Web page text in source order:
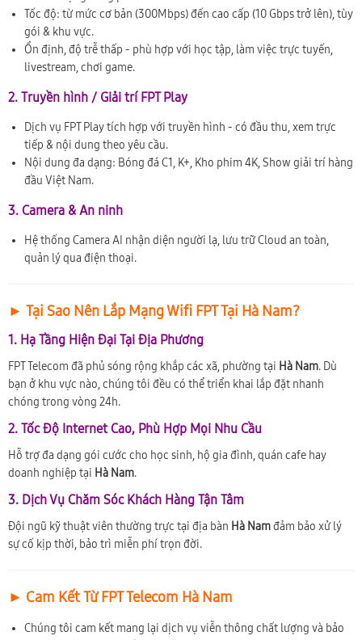
Tốc độ: từ mức cơ bản (300Mbps) đến cao cấp (10 Gbps trở lên), tùy
gói & khu vực.
Ổn định, độ trễ thấp - phù hợp với học tập, làm việc trực tuyến,
livestream, chơi game.
2. Truyền hình / Giải trí FPT Play
Dịch vụ FPT Play tích hợp với truyền hình - có đầu thu, xem trực
tiếp & nội dung theo yêu cầu.
Nội dung đa dạng: Bóng đá C1, K+, Kho phim 4K, Show giải trí hàng
đầu Việt Nam.
3. Camera & An ninh
Hệ thống Camera AI nhận diện người lạ, lưu trữ Cloud an toàn,
quản lý qua điện thoại.
► Tại Sao Nên Lắp Mạng Wifi FPT Tại Hà Nam?
1. Hạ Tầng Hiện Đại Tại Địa Phương
FPT Telecom đã phủ sóng rộng khắp các xã, phường tại Hà Nam. Dù
bạn ở khu vực nào, chúng tôi đều có thể triển khai lắp đặt nhanh
chóng trong vòng 24h.
2. Tốc Độ Internet Cao, Phù Hợp Mọi Nhu Cầu
Hỗ trợ đa dạng gói cước cho học sinh, hộ gia đình, quán cafe hay
doanh nghiệp tại Hà Nam.
3. Dịch Vụ Chăm Sóc Khách Hàng Tận Tâm
Đội ngũ kỹ thuật viên thường trực tại địa bàn Hà Namđảm bảo xử lý
sự cố kịp thời, bảo trì miễn phí trọn đời.
► Cam Kết Từ FPT Telecom Hà Nam
Chúng tôi cam kết mang lại dịch vụ viễn thông chất lượng và bảo